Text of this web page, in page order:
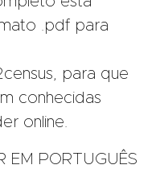
.pdf para
para que
conhecidas
online.
EM PORTUGUÊS